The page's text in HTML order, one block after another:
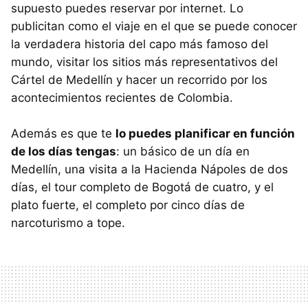
supuesto puedes reservar por internet. Lo
publicitan como el viaje en el que se puede conocer
la verdadera historia del capo más famoso del
mundo, visitar los sitios más representativos del
Cártel de Medellín y hacer un recorrido por los
acontecimientos recientes de Colombia.
Además es que te lo puedes planificar en función
de los días tengas: un básico de un día en
Medellín, una visita a la Hacienda Nápoles de dos
días, el tour completo de Bogotá de cuatro, y el
plato fuerte, el completo por cinco días de
narcoturismo a tope.